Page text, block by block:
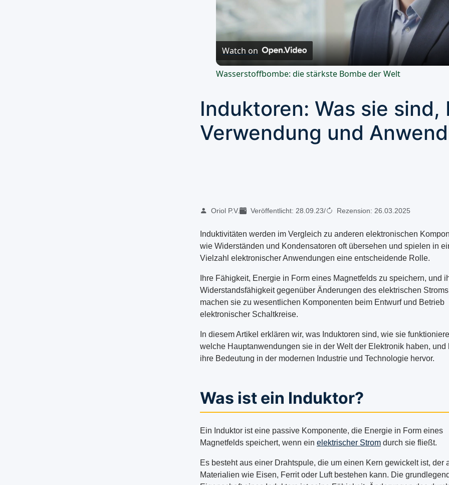
Watch on
Wasserstoffbombe: die stärkste Bombe der Welt
Induktoren: Was sie
Verwendung und
Oriol P.V. Veröffentlicht: 28.09.23/ Rezension: 26.03.2025
Induktivitäten werden im Vergleich zu anderen elektronischen
wie Widerständen und Kondensatoren oft übersehen und spielen in
Vielzahl elektronischer Anwendungen eine entscheidende Rolle.
Ihre Fähigkeit, Energie in Form eines Magnetfelds zu speichern, und
Widerstandsfähigkeit gegenüber Änderungen des elektrischen Stroms
machen sie zu wesentlichen Komponenten beim Entwurf und Betrieb
elektronischer Schaltkreise.
In diesem Artikel erklären wir, was Induktoren sind, wie sie
welche Hauptanwendungen sie in der Welt der Elektronik haben, und
ihre Bedeutung in der modernen Industrie und Technologie hervor.
Was ist ein Induktor?
Ein Induktor ist eine passive Komponente, die Energie in Form eines
Magnetfelds speichert, wenn ein elektrischer Strom durch sie fließt.
Es besteht aus einer Drahtspule, die um einen Kern gewickelt ist, der
Materialien wie Eisen, Ferrit oder Luft bestehen kann. Die